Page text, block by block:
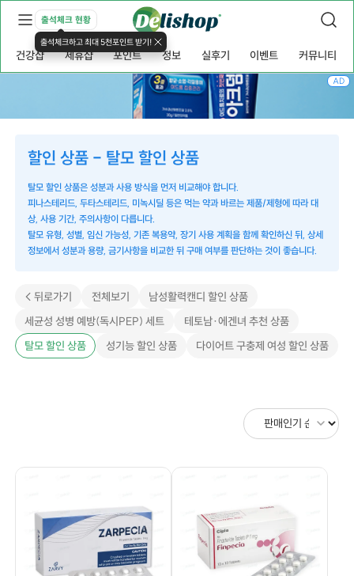
출석체크 현황
출석체크하고 최대 5천포인트 받기!
건강샵 제휴샵 포인트 정보 실후기 이벤트 커뮤니티
할인 상품 - 탈모 할인 상품
탈모 할인 상품은 성분과 사용 방식을 먼저 비교해야 합니다.
피나스테리드, 두타스테리드, 미녹시딜 등은 먹는 약과 바르는 제품/제형에 따라 대
상, 사용 기간, 주의사항이 다릅니다.
탈모 유형, 성별, 임신 가능성, 기존 복용약, 장기 사용 계획을 함께 확인하신 뒤, 상세
정보에서 성분과 용량, 금기사항을 비교한 뒤 구매 여부를 판단하는 것이 좋습니다.
< 뒤로가기 전체보기
남성활력캔디 할인 상품
세균성 성병 예방(독시PEP) 세트
테토남·에겐녀 추천 상품
탈모 할인 상품
성기능 할인 상품 다이어트 구충제 여성 할인 상품
AD